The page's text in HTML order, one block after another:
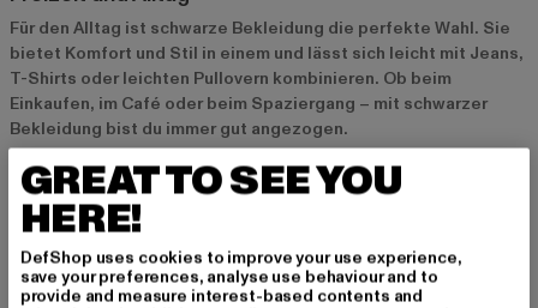
Für den Alltag ist schwarze Bekleidung die perfekte Wahl. Sie
bietet Komfort und Stil in einem und lässt sich leicht mit Jeans,
T-Shirts oder leichten Pullovern kombinieren. Ob beim
Einkaufen, im Café oder beim Spaziergang – mit schwarzer
Bekleidung bist du immer gut angezogen.
Business und formelle Anlässe
Im beruflichen Umfeld ist schwarze Bekleidung ein absolutes
Muss. Ein schwarzer Anzug oder ein schwarzes Kleid strahlt
Professionalität und Eleganz aus. Kombiniere sie mit dezenten
GREAT TO SEE YOU
HERE!
DefShop uses cookies to improve your use experience,
save your preferences, analyse use behaviour and to
provide and measure interest-based contents and